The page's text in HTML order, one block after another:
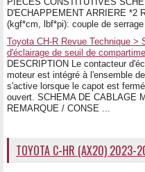
D'ECHAPPEMENT ARRIERE *2
(kgf*cm, lbf*pi): couple de
Toyota CH-R Revue Technique
d'éclairage de seuil de
DESCRIPTION Le contacteur
moteur est intégré à l'ensemble
s'active lorsque le capot est
ouvert. SCHEMA DE CABLAGE
REMARQUE / CONSE ...
TOYOTA C-HR (AX20) 2023-